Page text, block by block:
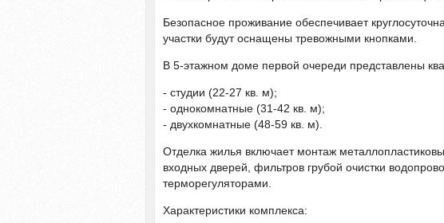
Безопасное проживание обеспечивает
участки будут оснащены тревожными кнопками.
В 5-этажном доме первой очереди представлены
- студии (22-27 кв. м);
- однокомнатные (31-42 кв. м);
- двухкомнатные (48-59 кв. м).
Отделка жилья включает монтаж
входных дверей, фильтров грубой очистки
терморегуляторами.
Характеристики комплекса: